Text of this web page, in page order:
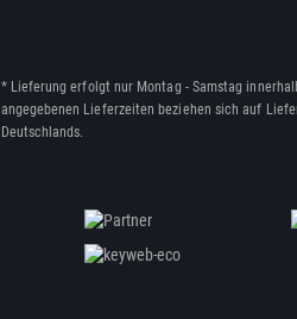
* Lieferung erfolgt nur Montag - Samstag
angegebenen Lieferzeiten beziehen sich auf
Deutschlands.